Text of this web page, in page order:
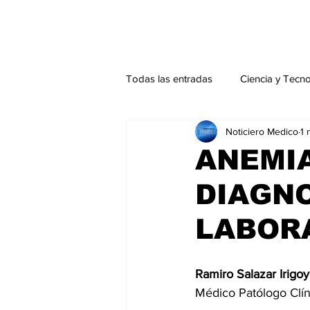
Todas las entradas Ciencia y
Actualidad Salud Mental
Endocrinología Actualidad
Especiales especial Perfiles
Noticiero Medico1
Ramiro Salazar
Médico Patólogo